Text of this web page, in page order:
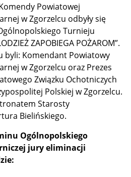
Powiatowej
w Zgorzelcu odbyły się
Turnieju
ZAPOBIEGA POŻAROM”.
byli: Komendant Powiatowy
w Zgorzelcu oraz Prezes
Związku Ochotniczych
Polskiej w Zgorzelcu.
Starosty
Bielińskiego.
Ogólnopolskiego
jury eliminacji